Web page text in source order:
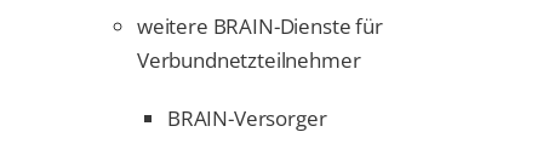
weitere BRAIN-Dienste für
Verbundnetzteilnehmer
BRAIN-Versorger